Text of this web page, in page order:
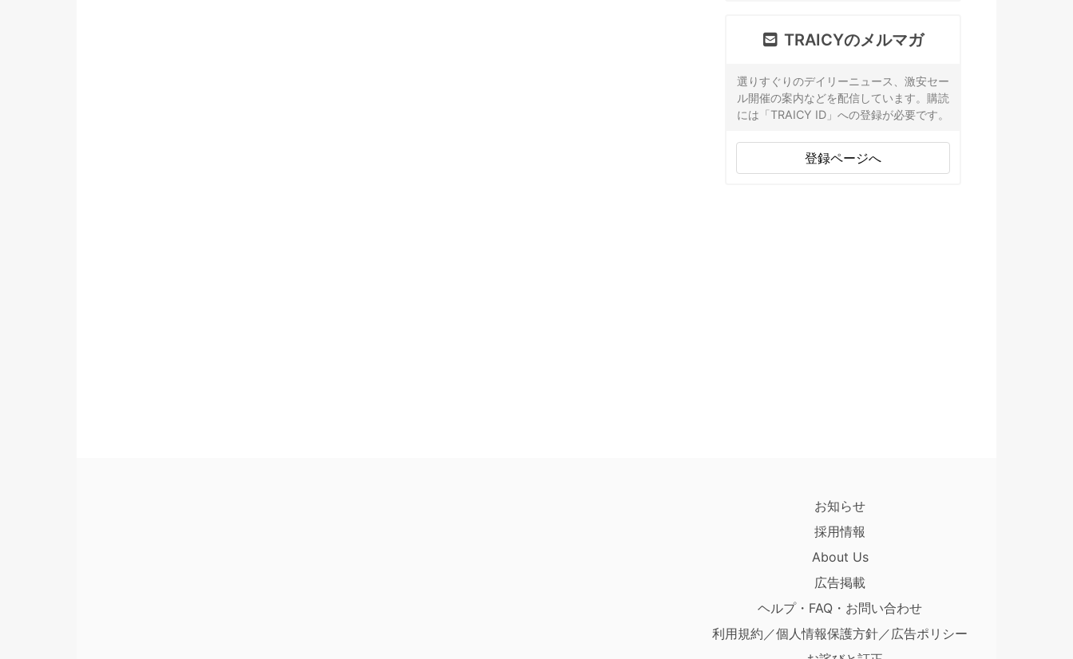
TRAICYのメルマガ
選りすぐりのデイリーニュース、激安セー
ル開催の案内などを配信しています。購読
には「TRAICY ID」への登録が必要です。
登録ページへ
お知らせ
採用情報
About Us
広告掲載
ヘルプ・FAQ・お問い合わせ
利用規約／個人情報保護方針／広告ポリシー